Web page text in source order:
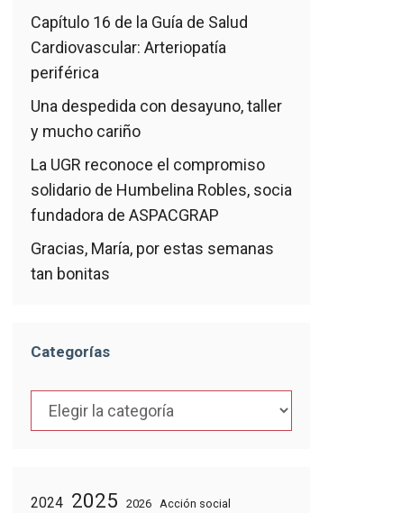
Capítulo 16 de la Guía de Salud
Cardiovascular: Arteriopatía
periférica
Una despedida con desayuno, taller
y mucho cariño
La UGR reconoce el compromiso
solidario de Humbelina Robles, socia
fundadora de ASPACGRAP
Gracias, María, por estas semanas
tan bonitas
Categorías
Categorías
2024 2025 2026 Acción social